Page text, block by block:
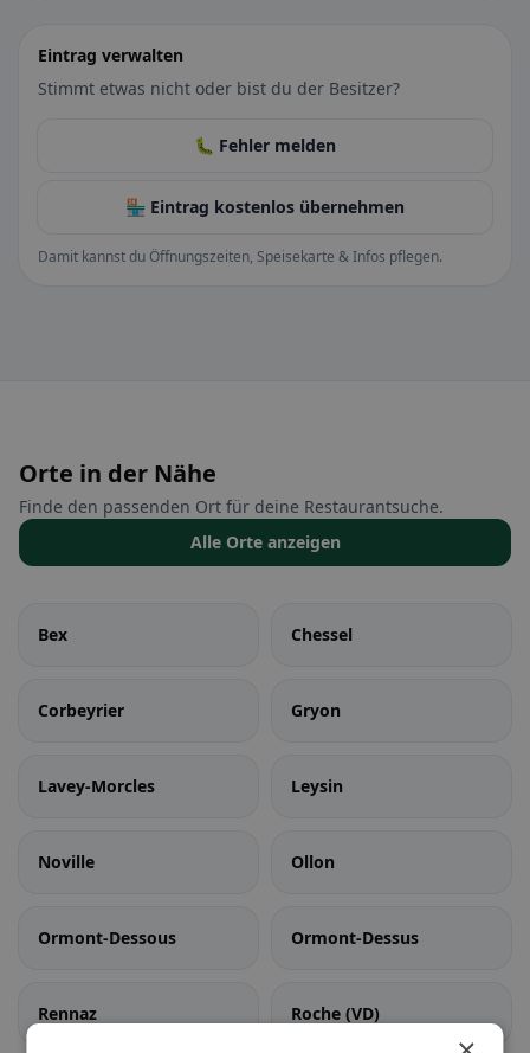
Eintrag verwalten
Stimmt etwas nicht oder bist du der Besitzer?
🐛 Fehler melden
🏪 Eintrag kostenlos übernehmen
Damit kannst du Öffnungszeiten, Speisekarte & Infos pflegen.
Orte in der Nähe
Finde den passenden Ort für deine Restaurantsuche.
Alle Orte anzeigen
Bex Chessel
Corbeyrier Gryon
Lavey-Morcles Leysin
Noville Ollon
Ormont-Dessous Ormont-Dessus
Rennaz Roche (VD)